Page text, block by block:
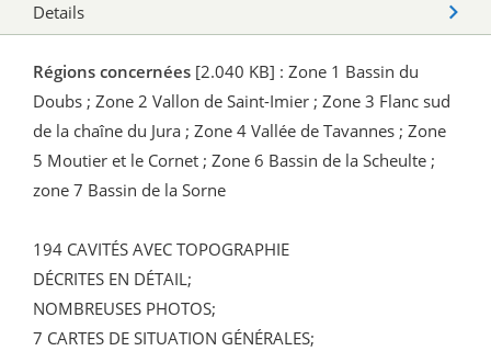
Details
Régions concernées [2.040 KB] : Zone 1 Bassin du
Doubs ; Zone 2 Vallon de Saint-Imier ; Zone 3 Flanc sud
de la chaîne du Jura ; Zone 4 Vallée de Tavannes ; Zone
5 Moutier et le Cornet ; Zone 6 Bassin de la Scheulte ;
zone 7 Bassin de la Sorne
194 CAVITÉS AVEC TOPOGRAPHIE
DÉCRITES EN DÉTAIL;
NOMBREUSES PHOTOS;
7 CARTES DE SITUATION GÉNÉRALES;